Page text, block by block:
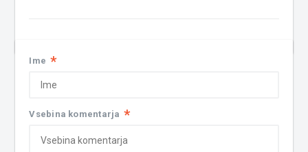
Ime *
Vsebina komentarja *